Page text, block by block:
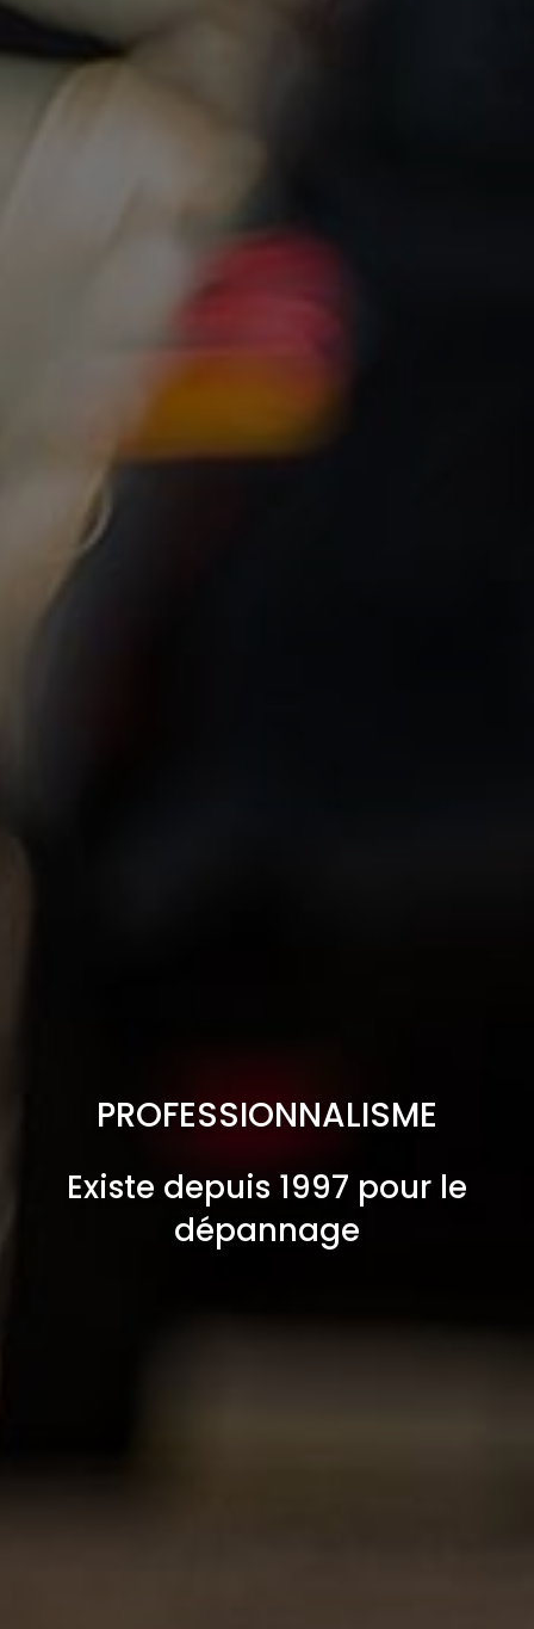
PROFESSIONNALISME
Existe depuis 1997 pour le
dépannage